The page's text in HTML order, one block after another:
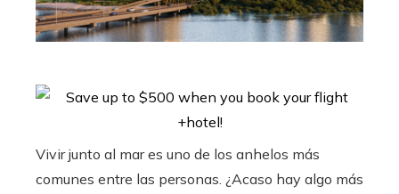
Vivir junto al mar es uno de los anhelos más
comunes entre las personas. ¿Acaso hay algo más